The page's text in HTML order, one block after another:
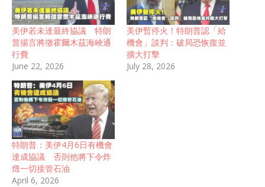
美伊若未達最終協議 特朗
普揚言將徵霍爾木茲海峽通
行費
June 22, 2026
美伊暫停火！特朗普認「給
機會」談判：破局恐恢復並
擴大打擊
July 28, 2026
特朗普：美伊4月6日有機會
達成協議 否則他將下令炸
燬一切接管石油
April 6, 2026